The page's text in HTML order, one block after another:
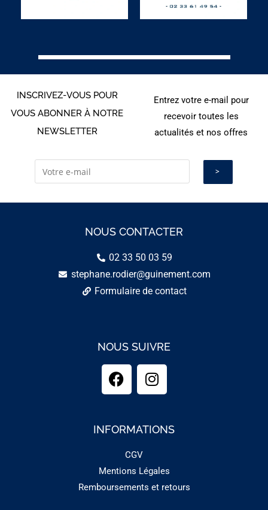
INSCRIVEZ-VOUS POUR
VOUS ABONNER À NOTRE
NEWSLETTER
Entrez votre e-mail pour
recevoir toutes les
actualités et nos offres
NOUS CONTACTER
02 33 50 03 59
stephane.rodier@guinement.com
Formulaire de contact
NOUS SUIVRE
INFORMATIONS
CGV
Mentions Légales
Remboursements et retours